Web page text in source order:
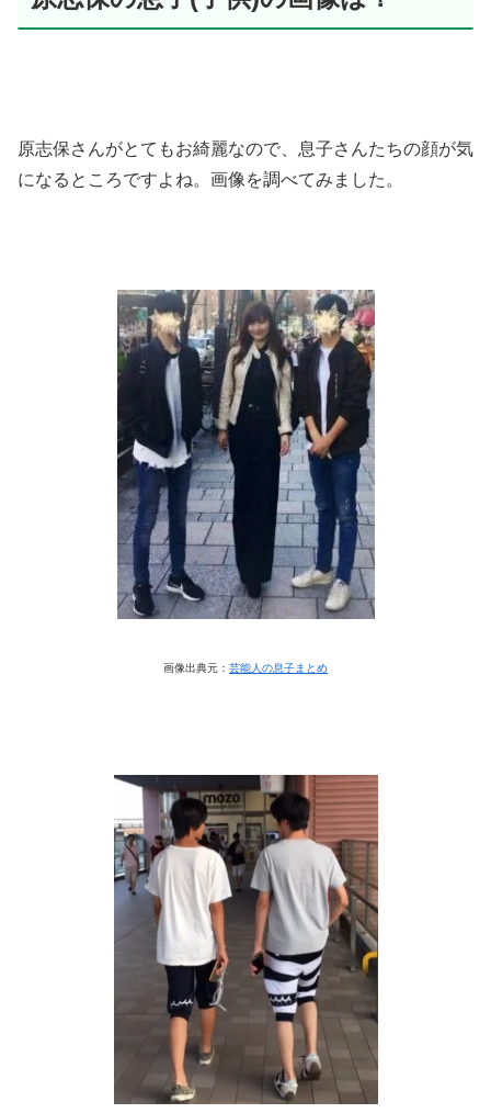
原志保さんがとてもお綺麗なので、息子さんたちの顔が気
になるところですよね。画像を調べてみました。
画像出典元： 芸能人の息子まとめ